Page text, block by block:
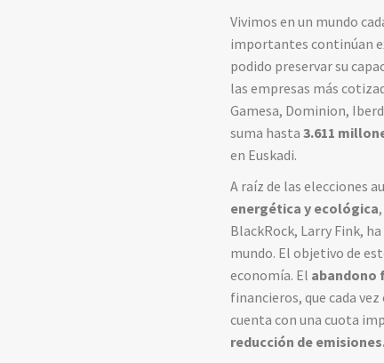
Vivimos en un mundo
importantes continúan
podido preservar su
las empresas más
Gamesa, Dominion,
suma hasta3.611
en Euskadi.
A raíz de las elecciones
energética y ecológica
BlackRock, Larry Fink,
mundo. El objetivo de
economía. El
financieros, que cada
cuenta con una cuota
reducción de